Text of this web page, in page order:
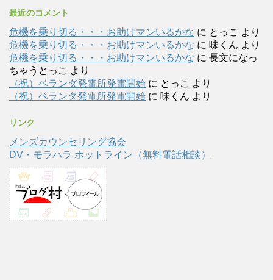
最近のコメント
危機を乗り切る・・・お助けマンいるかな に とっこ より
危機を乗り切る・・・お助けマンいるかな に 味くん より
危機を乗り切る・・・お助けマンいるかな に 長文になっ
ちゃうとっこ より
（祝）ベランダ発電所発電開始 に とっこ より
（祝）ベランダ発電所発電開始 に 味くん より
リンク
メンズカウンセリング協会
DV・モラハラ ホットライン（無料電話相談）